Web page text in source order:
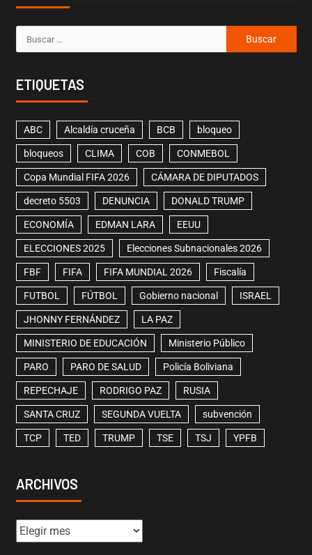
ETIQUETAS
ABC Alcaldía cruceña BCB bloqueo
bloqueos CLIMA COB CONMEBOL
Copa Mundial FIFA 2026 CÁMARA DE DIPUTADOS
decreto 5503 DENUNCIA DONALD TRUMP
ECONOMÍA EDMAN LARA EEUU
ELECCIONES 2025 Elecciones Subnacionales 2026
FBF FIFA FIFA MUNDIAL 2026 Fiscalía
FUTBOL FÚTBOL Gobierno nacional ISRAEL
JHONNY FERNÁNDEZ LA PAZ
MINISTERIO DE EDUCACIÓN Ministerio Público
PARO PARO DE SALUD Policía Boliviana
REPECHAJE RODRIGO PAZ RUSIA
SANTA CRUZ SEGUNDA VUELTA subvención
TCP TED TRUMP TSE TSJ YPFB
ARCHIVOS